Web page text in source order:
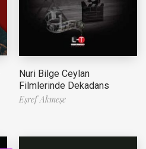
Nuri Bilge Ceylan
Filmlerinde Dekadans
Eşref Akmeşe